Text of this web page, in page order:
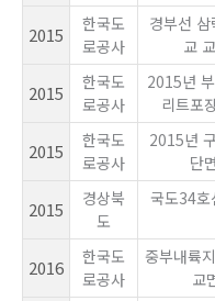
2015
한국도
로공사
경부선
교
2015
한국도
로공사
2015년
리트포
2015
한국도
로공사
2015년
단
2015
경상북
도
국도34호
2016
한국도
로공사
중부내륙
교